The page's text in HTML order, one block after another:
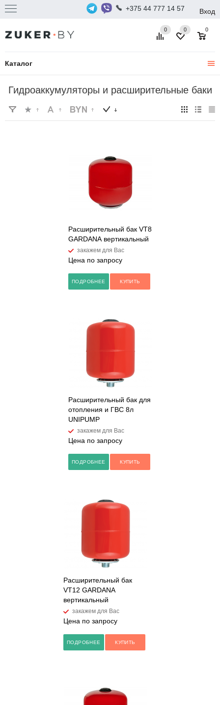
+375 44 777 14 57 Вход
Каталог
0 0
0
Гидроаккумуляторы и расширительные баки
Расширительный бак VT8
GARDANA вертикальный
закажем для Вас
Цена по запросу
ПОДРОБНЕЕ КУПИТЬ
Расширительный бак для
отопления и ГВС 8л
UNIPUMP
закажем для Вас
Цена по запросу
ПОДРОБНЕЕ КУПИТЬ
Расширительный бак
VT12 GARDANA
вертикальный
закажем для Вас
Цена по запросу
ПОДРОБНЕЕ КУПИТЬ